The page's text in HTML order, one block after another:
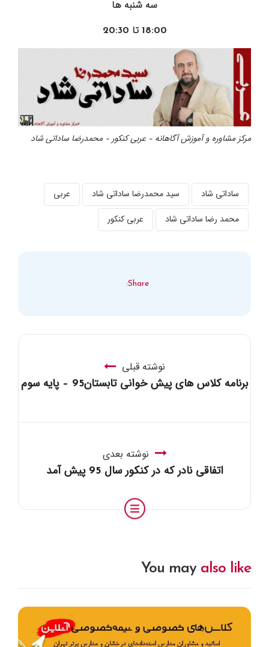
سه شنبه ها
18:00 تا 20:30
مرکز مشاوره و آموزش آگاهانه – عربی کنکور – محمدرضا ساداتی شاد
ساداتی شاد سید محمدرضا ساداتی شاد عربی
عربی کنکور محمد رضا ساداتی شاد
Share:
نوشته قبلی
برنامه کلاس های پیش خوانی تابستان95‎ – پایه سوم
نوشته بعدی
اتفاقی نادر که در کنکور سال 95 پیش آمد
You may also like